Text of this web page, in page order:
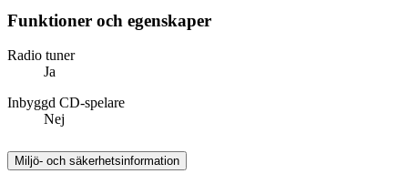
Funktioner och egenskaper
Radio tuner
Ja
Inbyggd CD-spelare
Nej
Miljö- och säkerhetsinformation